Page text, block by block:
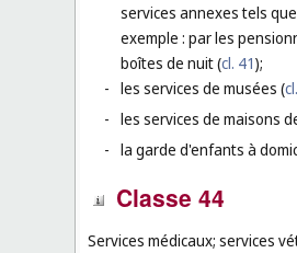
services annexes tels
exemple : par les
boîtes de nuit (cl. 41);
- les services de musées (
- les services de maisons
- la garde d'enfants à
Classe 44
Services médicaux; services